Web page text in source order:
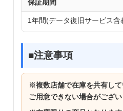
保証期間
1年間(データ復旧サービス含
■注意事項
※複数店舗で在庫を共有し
ご用意できない場合がござい